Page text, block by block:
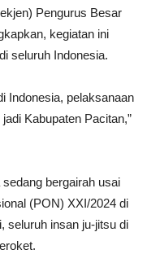
Pengurus Besar
kegiatan ini
seluruh Indonesia.
Indonesia, pelaksanaan
Kabupaten Pacitan,”
bergairah usai
(PON) XXI/2024 di
seluruh insan ju-jitsu di